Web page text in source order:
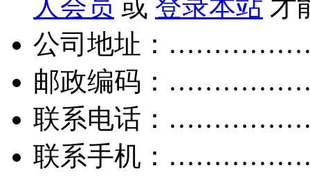
人会员 或 登录本站 才
公司地址：
邮政编码：
联系电话：
联系手机：